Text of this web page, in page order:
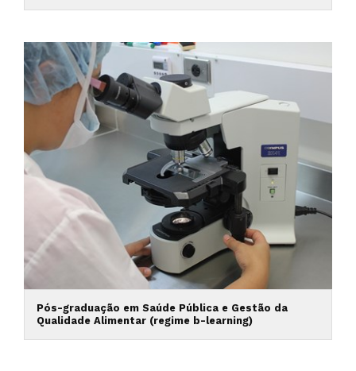
Pós-graduação em Saúde Pública e Gestão da
Qualidade Alimentar (regime b-learning)